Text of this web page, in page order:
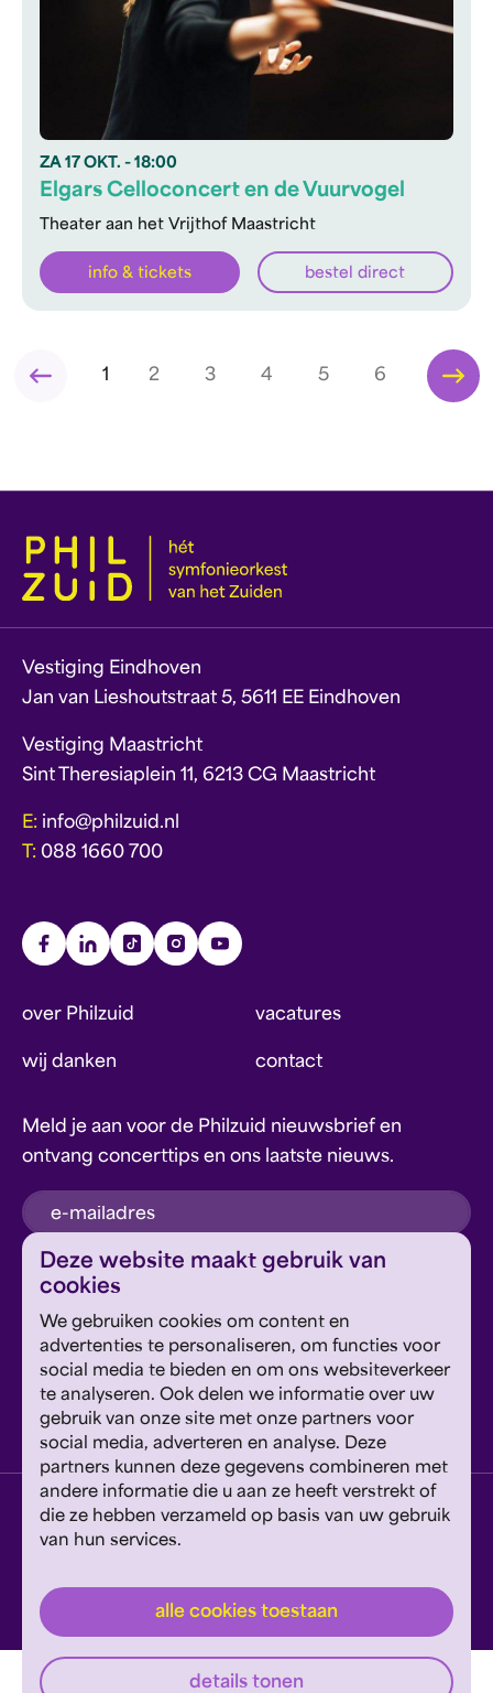
Deze website maakt gebruik van
cookies
We gebruiken cookies om content en
advertenties te personaliseren, om functies voor
social media te bieden en om ons websiteverkeer
te analyseren. Ook delen we informatie over uw
gebruik van onze site met onze partners voor
social media, adverteren en analyse. Deze
partners kunnen deze gegevens combineren met
andere informatie die u aan ze heeft verstrekt of
die ze hebben verzameld op basis van uw gebruik
van hun services.
alle cookies toestaan
details tonen
ZA 17 OKT. - 18:00
Theater aan het Vrijthof Maastricht
Elgars Celloconcert en de Vuurvogel
info & tickets bestel direct
1 2 3 4 5 6
Vestiging Eindhoven
Jan van Lieshoutstraat 5, 5611 EE Eindhoven
Vestiging Maastricht
Sint Theresiaplein 11, 6213 CG Maastricht
E: info@philzuid.nl
T: 088 1660 700
over Philzuid vacatures
wij danken contact
Meld je aan voor de Philzuid nieuwsbrief en
ontvang concerttips en ons laatste nieuws.
inschrijven
Google's Privacyverklaring en Servicevoorwaarden
van toepassing.
Geef om Philzuid en steun ons!
steun ons
privacyverklaring disclaimer cookies wijzigen
website door exitable
© philzuid